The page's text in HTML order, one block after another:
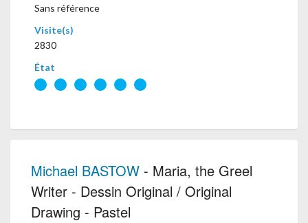
Sans référence
Visite(s)
2830
État
Michael BASTOW - Maria, the Greel
Writer - Dessin Original / Original
Drawing - Pastel